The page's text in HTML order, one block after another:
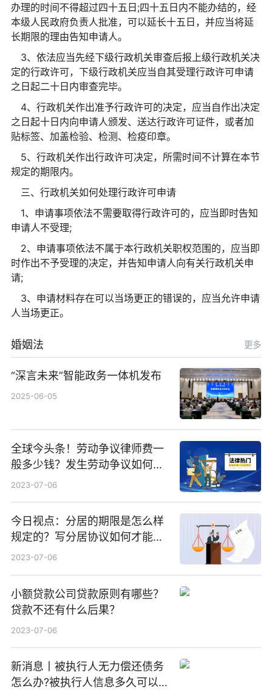
办理的时间不得超过四十五日;四十五日内不能办结的，经
本级人民政府负责人批准，可以延长十五日，并应当将延
长期限的理由告知申请人。
3、依法应当先经下级行政机关审查后报上级行政机关决
定的行政许可，下级行政机关应当自其受理行政许可申请
之日起二十日内审查完毕。
4、行政机关作出准予行政许可的决定，应当自作出决定
之日起十日内向申请人颁发、送达行政许可证件，或者加
贴标签、加盖检验、检测、检疫印章。
5、行政机关作出行政许可决定，所需时间不计算在本节
规定的期限内。
三、行政机关如何处理行政许可申请
1、申请事项依法不需要取得行政许可的，应当即时告知
申请人不受理;
2、申请事项依法不属于本行政机关职权范围的，应当即
时作出不予受理的决定，并告知申请人向有关行政机关申
请;
3、申请材料存在可以当场更正的错误的，应当允许申请
人当场更正。
婚姻法 更多
“深言未来”智能政务一体机发布
2025-06-05
全球今头条！劳动争议律师费一
般多少钱？发生劳动争议如何算
工资？
2023-07-06
今日视点：分居的期限是怎么样
规定的？写分居协议如何才能有
效？
2023-07-06
小额贷款公司贷款原则有哪些？
贷款不还有什么后果？
2023-07-06
新消息丨被执行人无力偿还债务
怎么办?被执行人信息多久可以